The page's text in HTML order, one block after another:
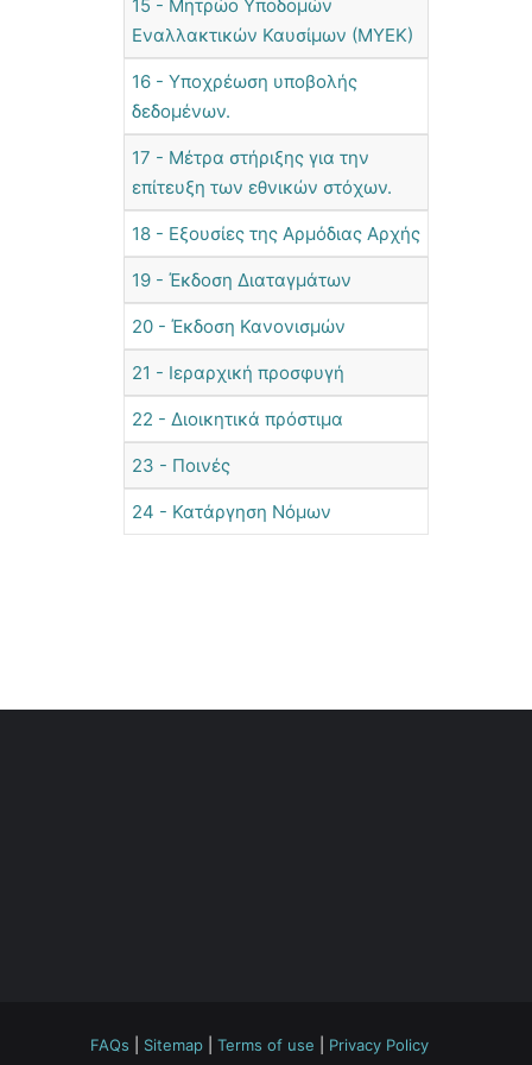
15 - Μητρώο Υποδομών
Εναλλακτικών Καυσίμων (ΜΥΕΚ)
16 - Υποχρέωση υποβολής
δεδομένων.
17 - Μέτρα στήριξης για την
επίτευξη των εθνικών στόχων.
18 - Εξουσίες της Αρμόδιας Αρχής
19 - Έκδοση Διαταγμάτων
20 - Έκδοση Κανονισμών
21 - Ιεραρχική προσφυγή
22 - Διοικητικά πρόστιμα
23 - Ποινές
24 - Κατάργηση Νόμων
FAQs Sitemap Terms of use Privacy Policy